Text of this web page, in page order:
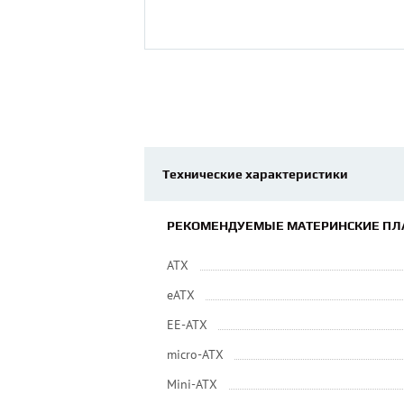
Технические характеристики
РЕКОМЕНДУЕМЫЕ МАТЕРИНСКИЕ
ATX
eATX
EE-ATX
micro-ATX
Mini-ATX